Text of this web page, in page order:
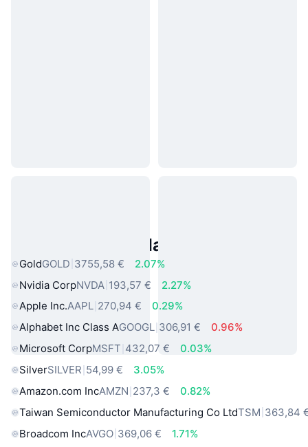
Asset reali popolari
GoldGOLD 3755,58 €
2.07%
Nvidia CorpNVDA 193,57 €
2.27%
Apple Inc.AAPL 270,94 €
0.29%
Alphabet Inc Class AGOOGL 306,91 €
0.96%
Microsoft CorpMSFT 432,07 €
0.03%
SilverSILVER 54,99 €
3.05%
Amazon.com IncAMZN 237,3 €
0.82%
Taiwan Semiconductor Manufacturing Co LtdTSM 363,84
Broadcom IncAVGO 369,06 €
1.71%